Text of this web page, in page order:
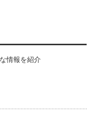
情報を紹介